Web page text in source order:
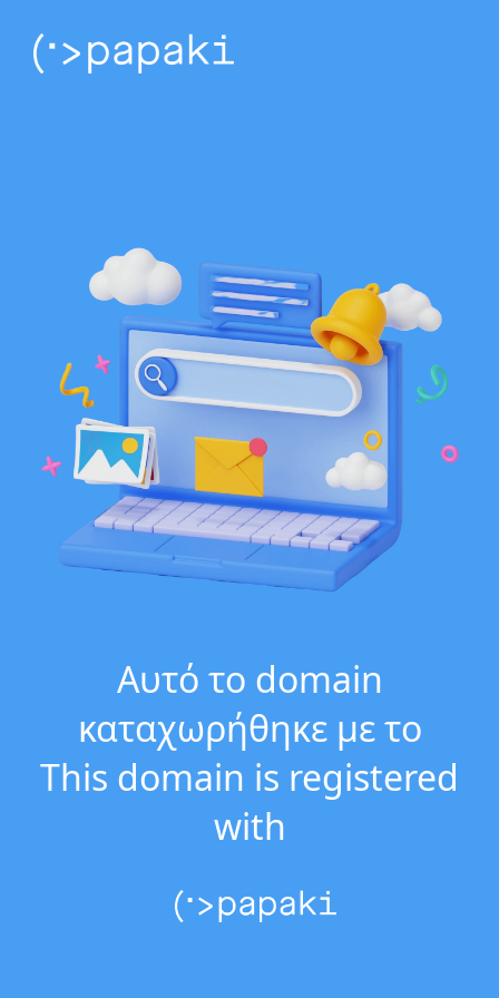
Αυτό το domain
καταχωρήθηκε με το
This domain is registered
with